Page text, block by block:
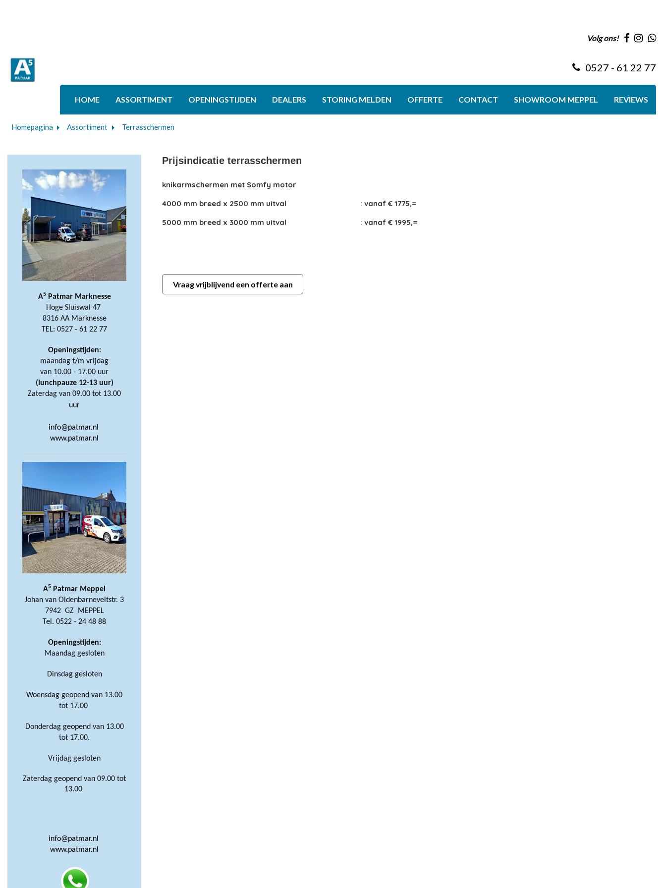
Volg ons!
0527 - 61 22 77
HOME ASSORTIMENT OPENINGSTIJDEN DEALERS STORING MELDEN OFFERTE CONTACT SHOWROOM MEPPEL REVIEWS
Homepagina Assortiment Terrasschermen
A5Patmar Marknesse
Hoge Sluiswal 47
8316 AA Marknesse
TEL: 0527 - 61 22 77
Openingstijden:
maandag t/m vrijdag
van 10.00 - 17.00 uur
(lunchpauze 12-13 uur)
Zaterdag van 09.00 tot 13.00
uur
info@patmar.nl
www.patmar.nl
A5 Patmar Meppel
Johan van Oldenbarneveltstr. 3
7942 GZ MEPPEL
Tel. 0522 - 24 48 88
Openingstijden:
Maandag gesloten
Dinsdag gesloten
Woensdag geopend van 13.00
tot 17.00
Donderdag geopend van 13.00
tot 17.00.
Vrijdag gesloten
Zaterdag geopend van 09.00 tot
13.00
info@patmar.nl
www.patmar.nl
Prijsindicatie terrasschermen
knikarmschermen met Somfy motor
4000 mm breed x 2500 mm uitval
: vanaf € 1775,=
5000 mm breed x 3000 mm uitval
: vanaf € 1995,=
Vraag vrijblijvend een offerte aan